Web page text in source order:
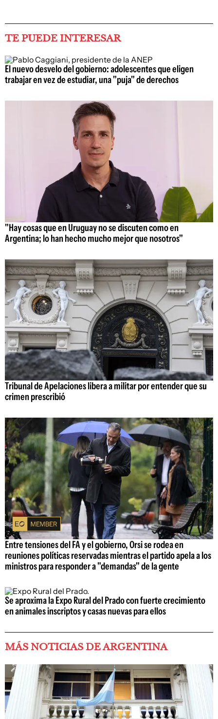
TE PUEDE INTERESAR
El nuevo desvelo del gobierno: adolescentes que eligen
trabajar en vez de estudiar, una "puja" de derechos
"Hay cosas que en Uruguay no se discuten como en
Argentina; lo han hecho mucho mejor que nosotros"
Tribunal de Apelaciones libera a militar por entender que su
crimen prescribió
Entre tensiones del FA y el gobierno, Orsi se rodea en
reuniones políticas reservadas mientras el partido apela a los
ministros para responder a "demandas" de la gente
Se aproxima la Expo Rural del Prado con fuerte crecimiento
en animales inscriptos y casas nuevas para ellos
MÁS NOTICIAS DE ARGENTINA